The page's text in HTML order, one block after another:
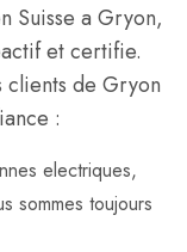
Suisse a Gryon,
et certifie.
clients de Gryon
:
electriques,
sommes toujours